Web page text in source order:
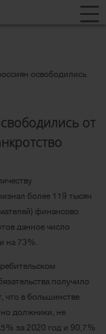
освободились
от
более 119 тысяч
финансово
данное число
на 73%.
получило
что в большинстве
должники, не
за 2020 год и 90,7%